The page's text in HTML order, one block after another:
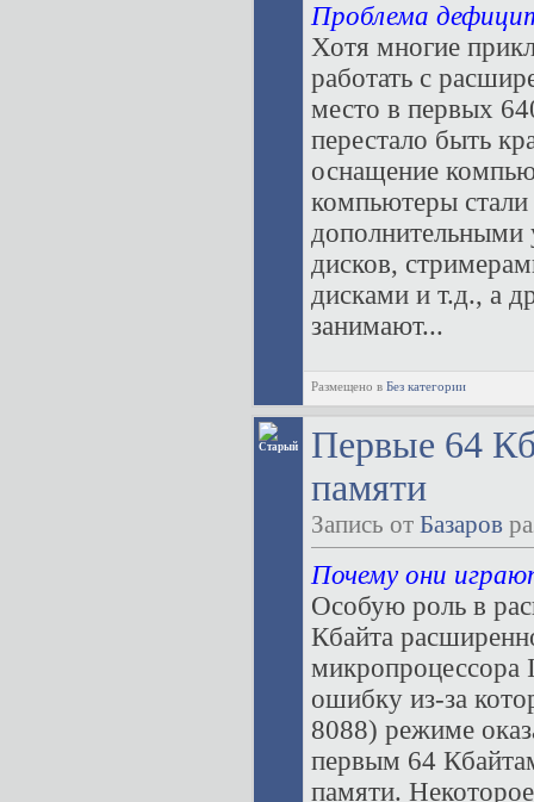
Проблема
Хотя многие
работать с
место в первых
перестало быть
оснащение
компьютеры
дополнительными
дисков,
дисками и т.д., а
занимают...
Размещено в Без категории
Первые 64
памяти
Запись от Базаров
Почему они
Особую роль в
Кбайта
микропроцессора
ошибку из-за
8088) режиме
первым 64
памяти.